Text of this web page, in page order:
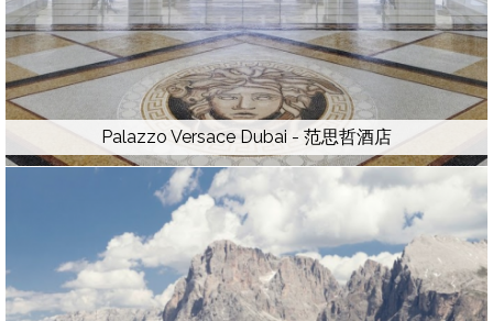
Palazzo Versace Dubai - 范思哲酒店